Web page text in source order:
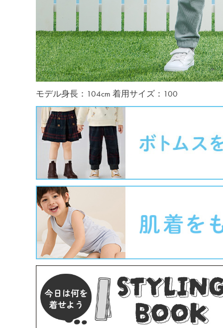
モデル身長：104cm 着用サイズ：100